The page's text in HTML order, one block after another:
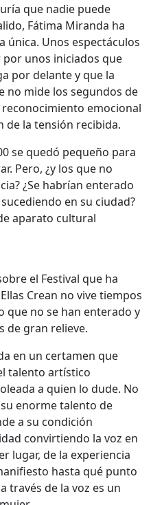
que nadie puede
Fátima Miranda ha
única. Unos espectáculos
unos iniciados que
por delante y que la
no mide los segundos de
emocional
de la tensión recibida.
se quedó pequeño para
Pero, ¿y los que no
¿Se habrían enterado
en su ciudad?
aparato cultural
el Festival que ha
Crean no vive tiempos
que no se han enterado y
de gran relieve.
en un certamen que
talento artístico
a quien lo dude. No
enorme talento de
a su condición
convirtiendo la voz en
lugar, de la experiencia
hasta qué punto
través de la voz es un